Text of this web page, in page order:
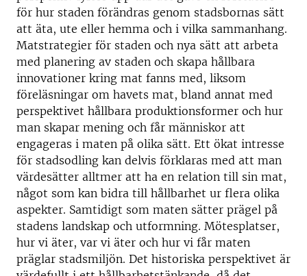
för hur staden förändras genom stadsbornas sätt
att äta, ute eller hemma och i vilka sammanhang.
Matstrategier för staden och nya sätt att arbeta
med planering av staden och skapa hållbara
innovationer kring mat fanns med, liksom
föreläsningar om havets mat, bland annat med
perspektivet hållbara produktionsformer och hur
man skapar mening och får människor att
engageras i maten på olika sätt. Ett ökat intresse
för stadsodling kan delvis förklaras med att man
värdesätter alltmer att ha en relation till sin mat,
något som kan bidra till hållbarhet ur flera olika
aspekter. Samtidigt som maten sätter prägel på
stadens landskap och utformning. Mötesplatser,
hur vi äter, var vi äter och hur vi får maten
präglar stadsmiljön. Det historiska perspektivet är